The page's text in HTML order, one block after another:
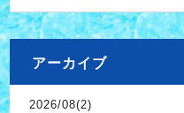
アーカイブ
2026/08(2)